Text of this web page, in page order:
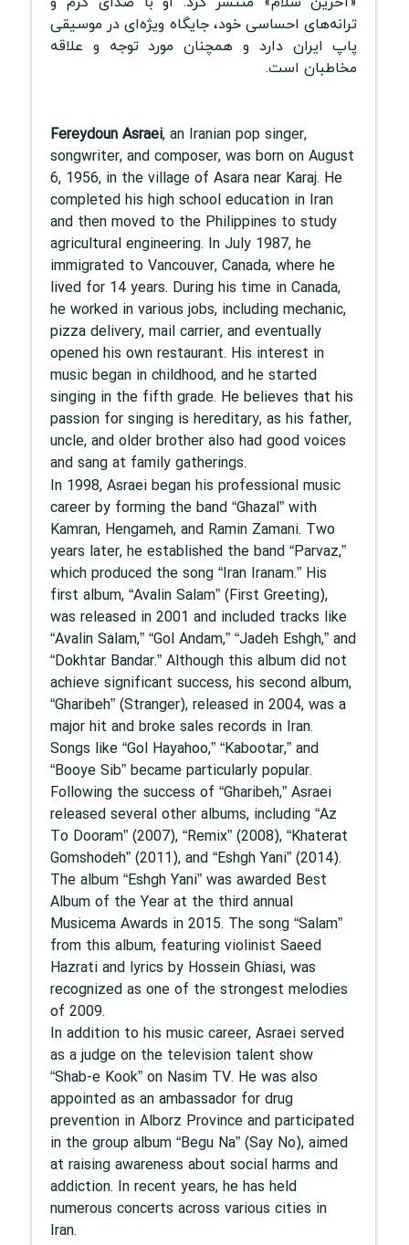
ترانه‌های احساسی خود، جایگاه ویژه‌ای در موسیقی
پاپ ایران دارد و همچنان مورد توجه و علاقه
مخاطبان است.
Fereydoun Asraei, an Iranian pop singer,
songwriter, and composer, was born on August
6, 1956, in the village of Asara near Karaj. He
completed his high school education in Iran
and then moved to the Philippines to study
agricultural engineering. In July 1987, he
immigrated to Vancouver, Canada, where he
lived for 14 years. During his time in Canada,
he worked in various jobs, including mechanic,
pizza delivery, mail carrier, and eventually
opened his own restaurant. His interest in
music began in childhood, and he started
singing in the fifth grade. He believes that his
passion for singing is hereditary, as his father,
uncle, and older brother also had good voices
and sang at family gatherings.
In 1998, Asraei began his professional music
career by forming the band “Ghazal” with
Kamran, Hengameh, and Ramin Zamani. Two
years later, he established the band “Parvaz,”
which produced the song “Iran Iranam.” His
first album, “Avalin Salam” (First Greeting),
was released in 2001 and included tracks like
“Avalin Salam,” “Gol Andam,” “Jadeh Eshgh,” and
“Dokhtar Bandar.” Although this album did not
achieve significant success, his second album,
“Gharibeh” (Stranger), released in 2004, was a
major hit and broke sales records in Iran.
Songs like “Gol Hayahoo,” “Kabootar,” and
“Booye Sib” became particularly popular.
Following the success of “Gharibeh,” Asraei
released several other albums, including “Az
To Dooram” (2007), “Remix” (2008), “Khaterat
Gomshodeh” (2011), and “Eshgh Yani” (2014).
The album “Eshgh Yani” was awarded Best
Album of the Year at the third annual
Musicema Awards in 2015. The song “Salam”
from this album, featuring violinist Saeed
Hazrati and lyrics by Hossein Ghiasi, was
recognized as one of the strongest melodies
of 2009.
In addition to his music career, Asraei served
as a judge on the television talent show
“Shab-e Kook” on Nasim TV. He was also
appointed as an ambassador for drug
prevention in Alborz Province and participated
in the group album “Begu Na” (Say No), aimed
at raising awareness about social harms and
addiction. In recent years, he has held
numerous concerts across various cities in
Iran.